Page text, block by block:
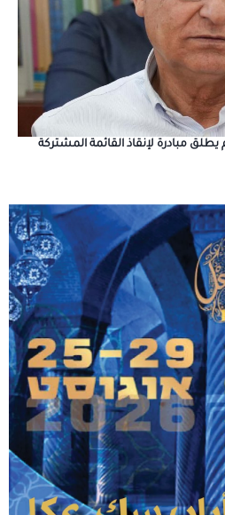
مبادرة لإنقاذ القائمة المشتركة